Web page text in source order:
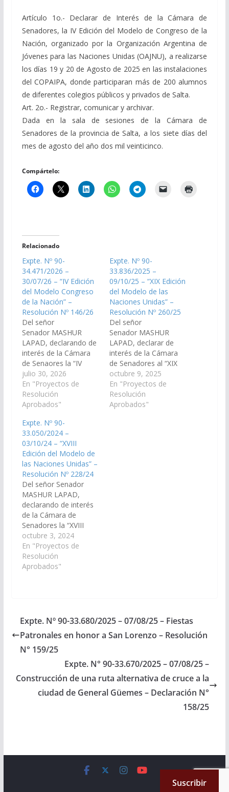
Artículo 1o.- Declarar de Interés de la Cámara de
Senadores, la IV Edición del Modelo de Congreso de la
Nación, organizado por la Organización Argentina de
Jóvenes para las Naciones Unidas (OAJNU), a realizarse
los días 19 y 20 de Agosto de 2025 en las instalaciones
del COPAIPA, donde participaran más de 200 alumnos
de diferentes colegios públicos y privados de Salta.
Art. 2o.- Registrar, comunicar y archivar.
Dada en la sala de sesiones de la Cámara de
Senadores de la provincia de Salta, a los siete días del
mes de agosto del año dos mil veinticinco.
Compártelo:
Relacionado
Expte. Nº 90-
34.471/2026 –
30/07/26 – “IV Edición
del Modelo Congreso
de la Nación” –
Resolución Nº 146/26
Del señor
Senador MASHUR
LAPAD, declarando de
interés de la Cámara
de Senaores la “IV
Edición del Modelo
Congreso de la
Nación”, organizado
por la Organización
para las Naciones
Unidas (OAJNU), a
realizarse los días 6 y 7
de Agosto de 2026 en
el Colegio de
Abogados de…
julio 30, 2026
En "Proyectos de
Resolución
Aprobados"
Expte. Nº 90-
33.836/2025 –
09/10/25 – “XIX Edición
del Modelo de las
Naciones Unidas” –
Resolución Nº 260/25
Del señor
Senador MASHUR
LAPAD, declarar de
interés de la Cámara
de Senadores al “XIX
Edición del Modelo de
las Naciones Unidas”,
organizado por la
Organización Argentina
octubre 9, 2025
En "Proyectos de
Resolución
Aprobados"
Expte. Nº 90-
33.050/2024 –
03/10/24 – “XVIII
Edición del Modelo de
las Naciones Unidas” –
Resolución Nº 228/24
Del señor Senador
MASHUR LAPAD,
declarando de interés
de la Cámara de
Senadores la “XVIII
Edición del Modelo de
las Naciones Unidas”,
organizado por la
Organización Argentina
en la sede de la
Fundación COPAIPA
en…
octubre 3, 2024
En "Proyectos de
Resolución
Aprobados"
Expte. Nº 90-33.680/2025 – 07/08/25 – Fiestas
Patronales en honor a San Lorenzo – Resolución
N° 159/25
Expte. N° 90-33.670/2025 – 07/08/25 –
Construcción de una ruta alternativa de cruce a la
ciudad de General Güemes – Declaración N°
158/25
. All rights reserved.
Suscribir